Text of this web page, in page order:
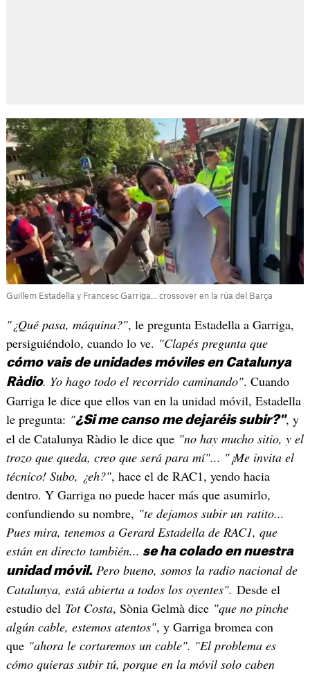
Guillem Estadella y Francesc Garriga... crossover en la rúa del Barça
"¿Qué pasa, máquina?", le pregunta Estadella a Garriga,
persiguiéndolo, cuando lo ve. "Clapés pregunta que
cómo vais de unidades móviles en Catalunya
Ràdio. Yo hago todo el recorrido caminando". Cuando
Garriga le dice que ellos van en la unidad móvil, Estadella
le pregunta: "¿Si me canso me dejaréis subir?", y
el de Catalunya Ràdio le dice que "no hay mucho sitio, y el
trozo que queda, creo que será para mí"... "¡Me invita el
técnico! Subo, ¿eh?", hace el de RAC1, yendo hacia
dentro. Y Garriga no puede hacer más que asumirlo,
confundiendo su nombre, "te dejamos subir un ratito...
Pues mira, tenemos a Gerard Estadella de RAC1, que
están en directo también... se ha colado en nuestra
unidad móvil.Pero bueno, somos la radio nacional de
Catalunya, está abierta a todos los oyentes". Desde el
estudio del Tot Costa, Sònia Gelmà dice "que no pinche
algún cable, estemos atentos", y Garriga bromea con
que "ahora le cortaremos un cable". "El problema es
cómo quieras subir tú, porque en la móvil solo caben